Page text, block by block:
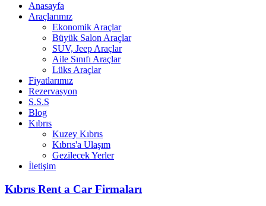
Anasayfa
Araçlarımız
Ekonomik Araçlar
Büyük Salon Araçlar
SUV, Jeep Araçlar
Aile Sınıfı Araçlar
Lüks Araçlar
Fiyatlarımız
Rezervasyon
S.S.S
Blog
Kıbrıs
Kuzey Kıbrıs
Kıbrıs'a Ulaşım
Gezilecek Yerler
İletişim
Kıbrıs Rent a Car Firmaları